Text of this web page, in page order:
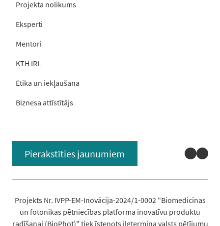
Projekta nolikums
Eksperti
Mentori
KTH IRL
Ētika un iekļaušana
Biznesa attīstītājs
Pierakstīties jaunumiem
Projekts Nr. IVPP-EM-Inovācija-2024/1-0002 "Biomedicīnas
un fotonikas pētniecības platforma inovatīvu produktu
radīšanai (BioPhot)" tiek īstenots ilgtermiņa valsts pētījumu